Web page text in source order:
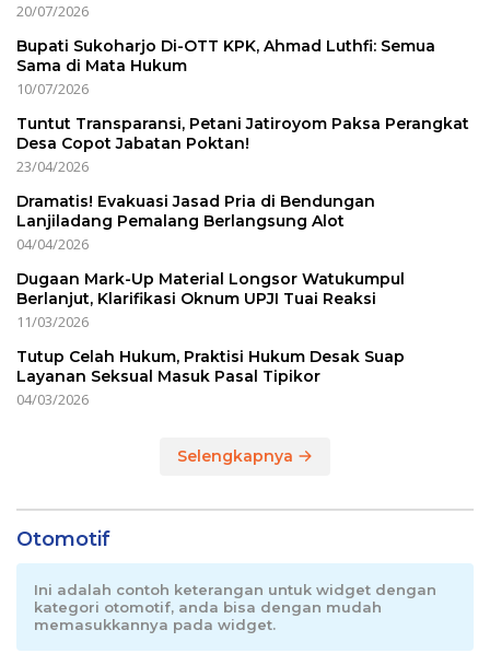
20/07/2026
Bupati Sukoharjo Di-OTT KPK, Ahmad Luthfi: Semua
Sama di Mata Hukum
10/07/2026
Tuntut Transparansi, Petani Jatiroyom Paksa Perangkat
Desa Copot Jabatan Poktan!
23/04/2026
Dramatis! Evakuasi Jasad Pria di Bendungan
Lanjiladang Pemalang Berlangsung Alot
04/04/2026
Dugaan Mark-Up Material Longsor Watukumpul
Berlanjut, Klarifikasi Oknum UPJI Tuai Reaksi
11/03/2026
Tutup Celah Hukum, Praktisi Hukum Desak Suap
Layanan Seksual Masuk Pasal Tipikor
04/03/2026
Selengkapnya
Otomotif
Ini adalah contoh keterangan untuk widget dengan
kategori otomotif, anda bisa dengan mudah
memasukkannya pada widget.